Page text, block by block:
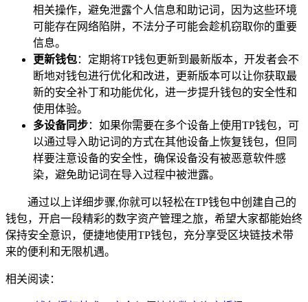
相关操作，避免泄露个人信息和助记词，因为这些环境
可能存在网络陷阱，不法分子可能会趁机窃取你的重要
信息。
更新钱包：定期将TP钱包更新到最新版本，开发者会不
断地对钱包进行优化和改进，更新版本可以让你获取最
新的安全补丁和功能优化，进一步提升钱包的安全性和
使用体验。
多设备同步：如果你需要在多个设备上使用TP钱包，可
以通过导入助记词的方式在其他设备上恢复钱包，但同
样要注意设备的安全性，确保设备没有被恶意软件感
染，避免助记词在导入过程中被泄露。
通过以上详细步骤,你就可以轻松在TP钱包中创建自己的
钱包，开启一段精彩的数字资产管理之旅，希望大家都能始终
保持安全意识，便捷地使用TP钱包，充分享受区块链技术带
来的便利和无限机遇。
相关阅读：